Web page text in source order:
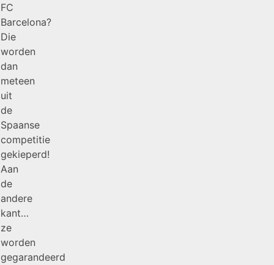
FC
Barcelona?
Die
worden
dan
meteen
uit
de
Spaanse
competitie
gekieperd!
Aan
de
andere
kant…
ze
worden
gegarandeerd